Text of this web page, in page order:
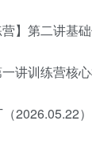
】第二讲基
讲训练营核
2026.05.22